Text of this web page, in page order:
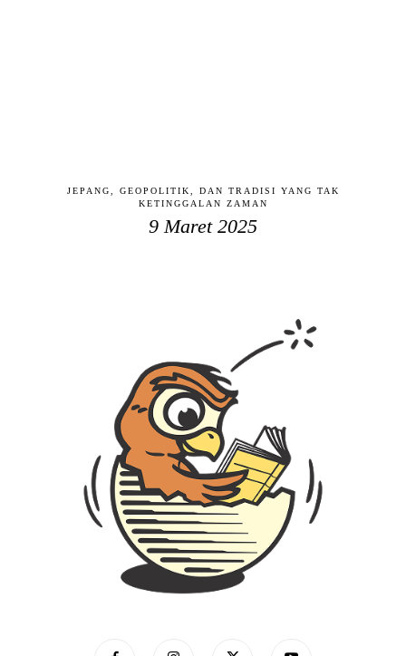
JEPANG, GEOPOLITIK, DAN TRADISI YANG TAK
KETINGGALAN ZAMAN
9 Maret 2025